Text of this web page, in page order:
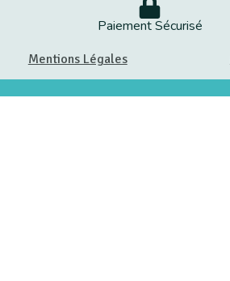
Paiement Sécurisé
Mentions Légales